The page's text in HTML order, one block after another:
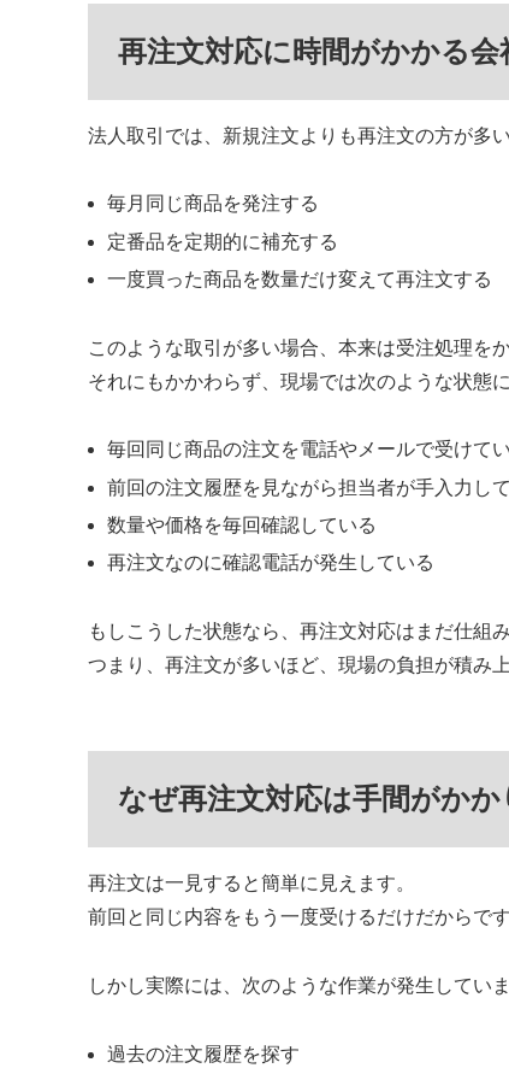
再注文対応に時間がかかる
法人取引では、新規注文よりも再注文の方が多
毎月同じ商品を発注する
定番品を定期的に補充する
一度買った商品を数量だけ変えて再注文する
このような取引が多い場合、本来は受注処理を
それにもかかわらず、現場では次のような状態
毎回同じ商品の注文を電話やメールで受けて
前回の注文履歴を見ながら担当者が手入力し
数量や価格を毎回確認している
再注文なのに確認電話が発生している
もしこうした状態なら、再注文対応はまだ仕組
つまり、再注文が多いほど、現場の負担が積み
なぜ再注文対応は手間がか
再注文は一見すると簡単に見えます。
前回と同じ内容をもう一度受けるだけだからです
しかし実際には、次のような作業が発生していま
過去の注文履歴を探す